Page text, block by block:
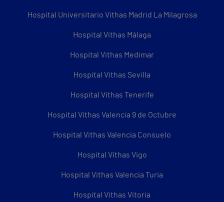
Hospital Universitario Vithas Madrid La Milagrosa
Hospital Vithas Málaga
Hospital Vithas Medimar
Hospital Vithas Sevilla
Hospital Vithas Tenerife
Hospital Vithas Valencia 9 de Octubre
Hospital Vithas Valencia Consuelo
Hospital Vithas Vigo
Hospital Vithas Valencia Turia
Hospital Vithas Vitoria